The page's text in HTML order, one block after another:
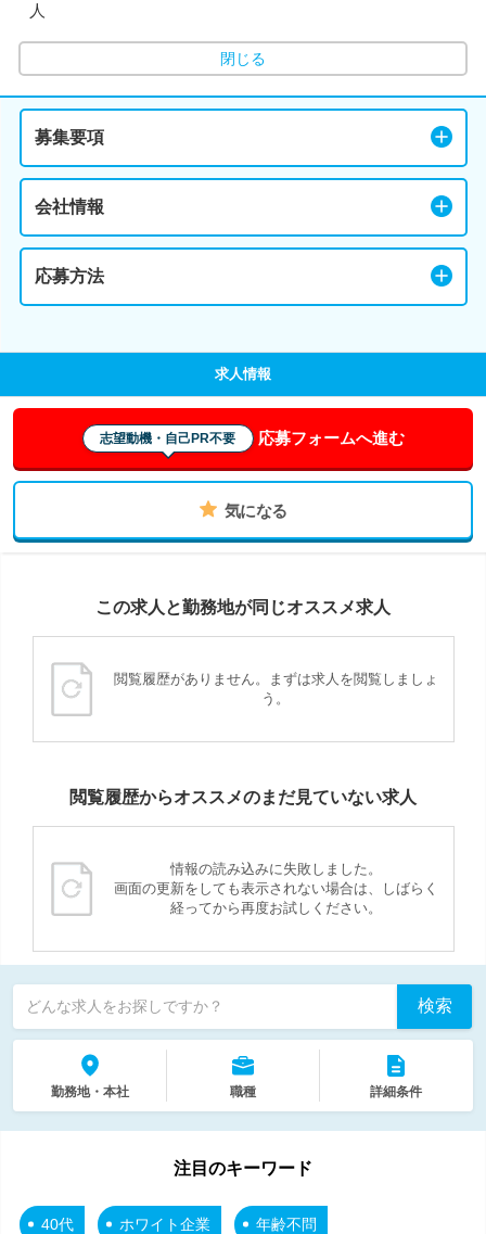
人
閉じる
募集要項
会社情報
応募方法
求人情報
志望動機・自己PR不要 応募フォームへ進む
気になる
この求人と勤務地が同じオススメ求人
閲覧履歴がありません。まずは求人を閲覧しましょ
う。
閲覧履歴からオススメのまだ見ていない求人
情報の読み込みに失敗しました。
画面の更新をしても表示されない場合は、しばらく
経ってから再度お試しください。
どんな求人をお探しですか？ 検索
勤務地・本社 職種 詳細条件
注目のキーワード
40代 ホワイト企業 年齢不問